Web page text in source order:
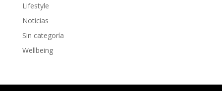
Lifestyle
Noticias
Sin categoría
Wellbeing